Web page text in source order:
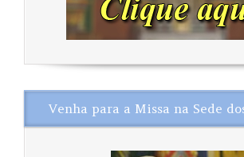
Venha para a Missa na Sede